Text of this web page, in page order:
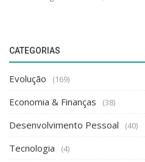
CATEGORIAS
Evolução (169)
Economia & Finanças (38)
Desenvolvimento Pessoal (40)
Tecnologia (4)